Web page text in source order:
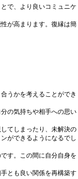
で、より良いコミュニケ
が高まります。復縁は簡
うかを考えることができ
の気持ちや相手への思い
てしまったり、未解決の
ができるようになるでし
す。この間に自分自身を
とも良い関係を再構築す